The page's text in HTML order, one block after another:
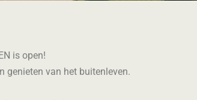
is open!
genieten van het buitenleven.